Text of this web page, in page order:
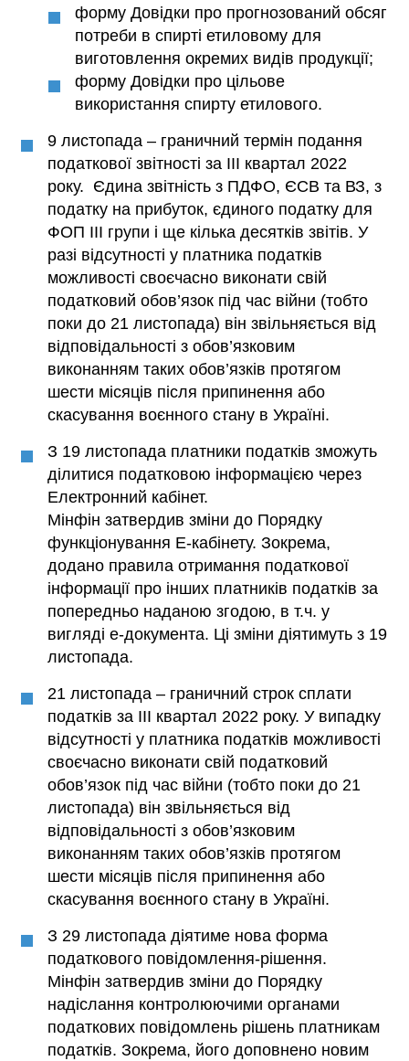
форму Довідки про прогнозований обсяг
потреби в спирті етиловому для
виготовлення окремих видів продукції;
форму Довідки про цільове
використання спирту етилового.
9 листопада – граничний термін подання
податкової звітності за III квартал 2022
року. Єдина звітність з ПДФО, ЄСВ та ВЗ, з
податку на прибуток, єдиного податку для
ФОП III групи і ще кілька десятків звітів. У
разі відсутності у платника податків
можливості своєчасно виконати свій
податковий обов’язок під час війни (тобто
поки до 21 листопада) він звільняється від
відповідальності з обов’язковим
виконанням таких обов’язків протягом
шести місяців після припинення або
скасування воєнного стану в Україні.
З 19 листопада платники податків зможуть
ділитися податковою інформацією через
Електронний кабінет.
Мінфін затвердив зміни до Порядку
функціонування Е-кабінету. Зокрема,
додано правила отримання податкової
інформації про інших платників податків за
попередньо наданою згодою, в т.ч. у
вигляді е-документа. Ці зміни діятимуть з 19
листопада.
21 листопада – граничний строк сплати
податків за ІІІ квартал 2022 року. У випадку
відсутності у платника податків можливості
своєчасно виконати свій податковий
обов’язок під час війни (тобто поки до 21
листопада) він звільняється від
відповідальності з обов’язковим
виконанням таких обов’язків протягом
шести місяців після припинення або
скасування воєнного стану в Україні.
З 29 листопада діятиме нова форма
податкового повідомлення-рішення.
Мінфін затвердив зміни до Порядку
надіслання контролюючими органами
податкових повідомлень рішень платникам
податків. Зокрема, його доповнено новим